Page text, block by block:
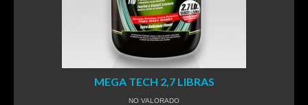
MEGA TECH 2,7 LIBRAS
NO VALORADO